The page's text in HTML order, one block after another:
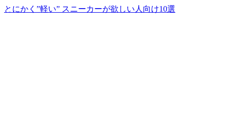
とにかく”軽い” スニーカーが欲しい人向け10選